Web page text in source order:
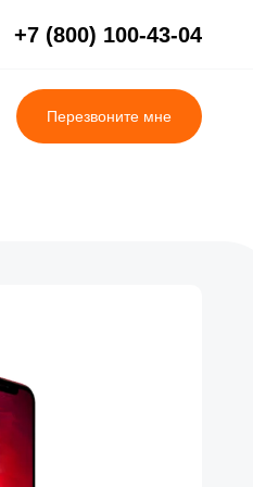
+7 (800) 100-43-04
Перезвоните мне